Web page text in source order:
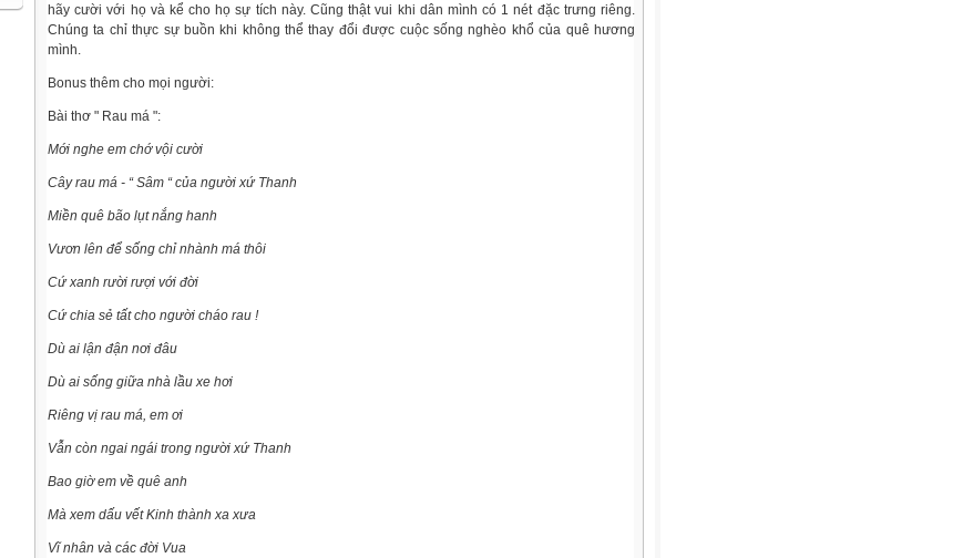
hãy cười với họ và kể cho họ sự tích này. Cũng thật vui khi dân mình có 1 nét đặc trưng riêng.
Chúng ta chỉ thực sự buồn khi không thể thay đổi được cuộc sống nghèo khổ của quê hương
mình.
Bonus thêm cho mọi người:
Bài thơ " Rau má ":
Mới nghe em chớ vội cười
Cây rau má - “ Sâm “ của người xứ Thanh
Miền quê bão lụt nắng hanh
Vươn lên để sống chỉ nhành má thôi
Cứ xanh rười rượi với đời
Cứ chia sẻ tất cho người cháo rau !
Dù ai lận đận nơi đâu
Dù ai sống giữa nhà lầu xe hơi
Riêng vị rau má, em ơi
Vẫn còn ngai ngái trong người xứ Thanh
Bao giờ em về quê anh
Mà xem dấu vết Kinh thành xa xưa
Vĩ nhân và các đời Vua